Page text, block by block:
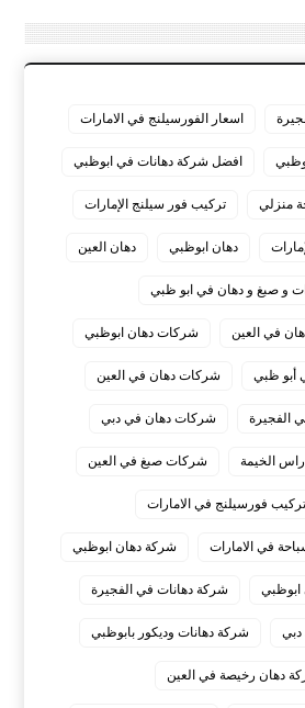
اسعار الفورسيلنج في الامارات
افضل شركة دهانات في ابوظبي
منزلي تركيب فور سيلنج الإمارات
دهان ابوظبي دهان العين
و صبغ و دهان في ابو ظبي
في العين شركات دهان ابوظبي
أبو ظبي شركات دهان في العين
الفجيرة شركات دهان في دبي
الخيمة شركات صبغ في العين
فورسيلنج في الامارات
في الامارات شركة دهان ابوظبي
شركة دهانات في الفجيرة
شركة دهانات وديكور بابوظبي
دهان رخيصة في العين